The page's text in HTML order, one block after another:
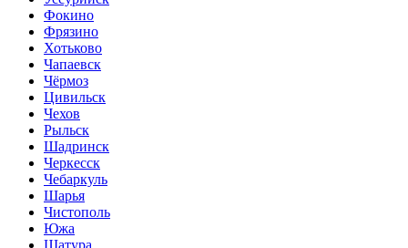
Фокино
Фрязино
Хотьково
Чапаевск
Чёрмоз
Цивильск
Чехов
Рыльск
Шадринск
Черкесск
Чебаркуль
Шарья
Чистополь
Южа
Шатура